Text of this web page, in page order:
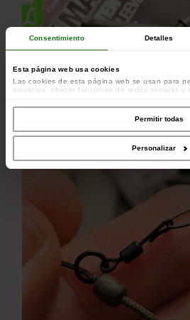
Consentimiento Detalles
Esta página web usa cookies
Las cookies de esta página web se usan para
anuncios, ofrecer funciones de redes sociales y
colaboradores de redes sociales, publicidad y
combinarla con otra información que les haya
recopilado a partir del uso que haya hecho de
Permitir todas
Personalizar